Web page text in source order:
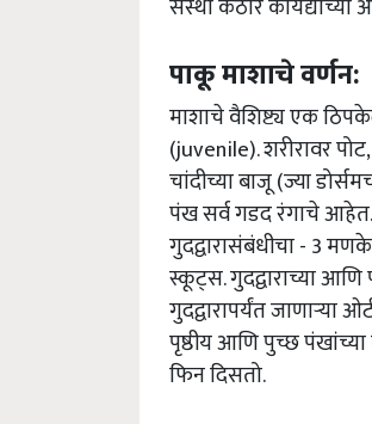
संस्था कठोर कायद्याच्या
पाकू माशाचे वर्णन:
माशाचे वैशिष्ट्य एक
(juvenile). शरीरावर
चांदीच्या बाजू (ज्या
पंख सर्व गडद रंगाचे
गुदद्वारासंबंधीचा - 3
स्कूट्स. गुदद्वाराच्या आणि
गुदद्वारापर्यंत जाणाऱ्या
पृष्ठीय आणि पुच्छ
फिन दिसतो.